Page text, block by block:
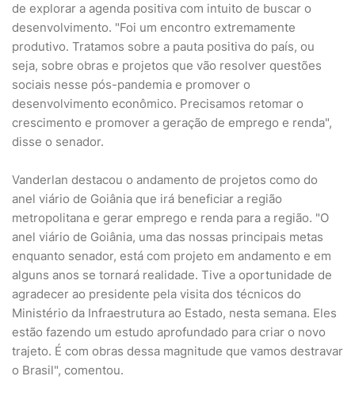
de explorar a agenda positiva com intuito de buscar o
desenvolvimento. "Foi um encontro extremamente
produtivo. Tratamos sobre a pauta positiva do país, ou
seja, sobre obras e projetos que vão resolver questões
sociais nesse pós-pandemia e promover o
desenvolvimento econômico. Precisamos retomar o
crescimento e promover a geração de emprego e renda",
disse o senador.
Vanderlan destacou o andamento de projetos como do
anel viário de Goiânia que irá beneficiar a região
metropolitana e gerar emprego e renda para a região. "O
anel viário de Goiânia, uma das nossas principais metas
enquanto senador, está com projeto em andamento e em
alguns anos se tornará realidade. Tive a oportunidade de
agradecer ao presidente pela visita dos técnicos do
Ministério da Infraestrutura ao Estado, nesta semana. Eles
estão fazendo um estudo aprofundado para criar o novo
trajeto. É com obras dessa magnitude que vamos destravar
o Brasil", comentou.